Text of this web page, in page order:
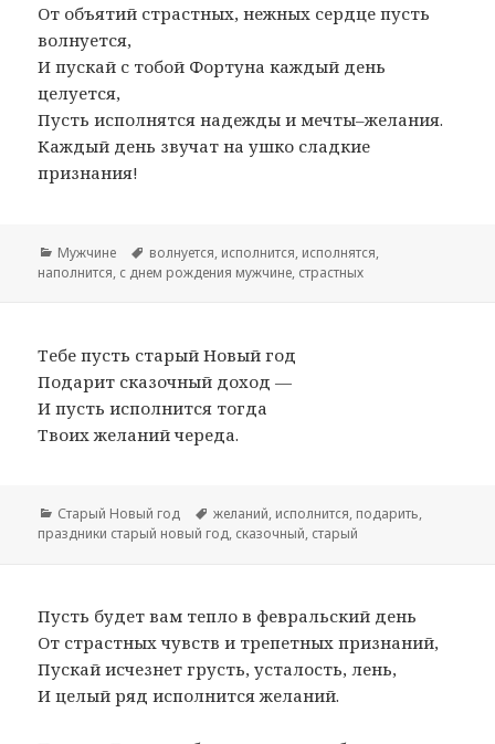
От объятий страстных, нежных сердце пусть
волнуется,
И пускай с тобой Фортуна каждый день
целуется,
Пусть исполнятся надежды и мечты–желания.
Каждый день звучат на ушко сладкие
признания!
Рубрики
Мужчине Метки
волнуется, исполнится, исполнятся,
наполнится, с днем рождения мужчине, страстных
Тебе пусть старый Новый год
Подарит сказочный доход —
И пусть исполнится тогда
Твоих желаний череда.
Рубрики
Старый Новый год Метки
желаний, исполнится, подарить,
праздники старый новый год, сказочный, старый
Пусть будет вам тепло в февральский день
От страстных чувств и трепетных признаний,
Пускай исчезнет грусть, усталость, лень,
И целый ряд исполнится желаний.